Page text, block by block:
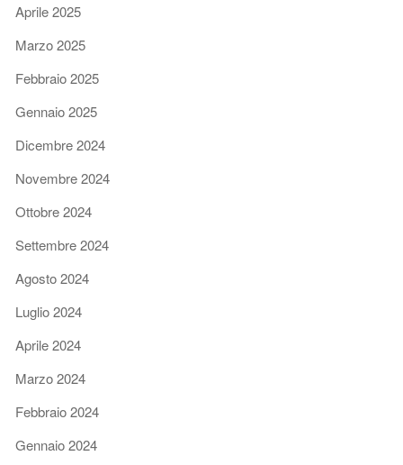
Aprile 2025
Marzo 2025
Febbraio 2025
Gennaio 2025
Dicembre 2024
Novembre 2024
Ottobre 2024
Settembre 2024
Agosto 2024
Luglio 2024
Aprile 2024
Marzo 2024
Febbraio 2024
Gennaio 2024